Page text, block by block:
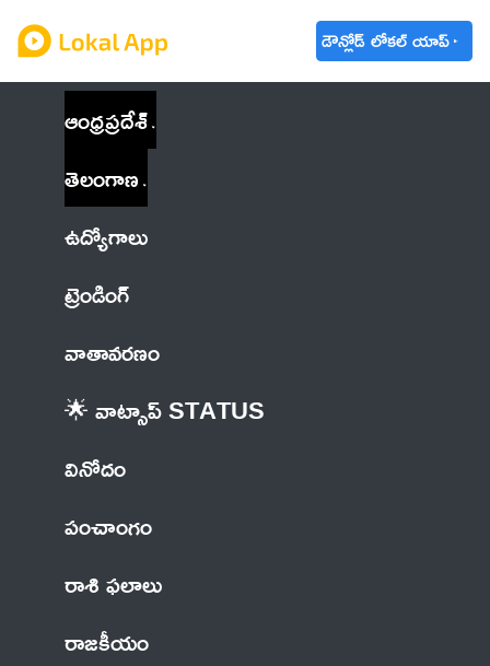
డౌన్లోడ్ లోకల్ యాప్
ఆంధ్రప్రదేశ్
తెలంగాణ
ఉద్యోగాలు
ట్రెండింగ్
వాతావరణం
🌟 వాట్సాప్ STATUS
వినోదం
పంచాంగం
రాశి ఫలాలు
రాజకీయం